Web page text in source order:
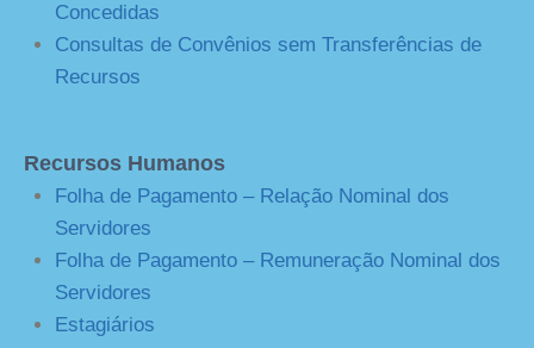
Concedidas
Consultas de Convênios sem Transferências de
Recursos
Recursos Humanos
Folha de Pagamento – Relação Nominal dos
Servidores
Folha de Pagamento – Remuneração Nominal dos
Servidores
Estagiários